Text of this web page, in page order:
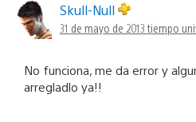
Skull-Null
31 de mayo de 2013 tiempo
No funciona, me da error y
arregladlo ya!!